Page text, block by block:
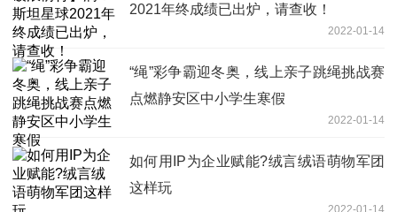
2021年终成绩已出炉，请查收！
2022-01-14
“绳”彩争霸迎冬奥，线上亲子跳绳挑战赛
点燃静安区中小学生寒假
2022-01-14
如何用IP为企业赋能?绒言绒语萌物军团
这样玩
2022-01-14